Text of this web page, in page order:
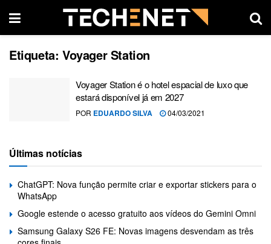
Etiqueta: Voyager Station
Voyager Station é o hotel espacial de luxo que
estará disponível já em 2027
POR EDUARDO SILVA 04/03/2021
Últimas notícias
ChatGPT: Nova função permite criar e exportar stickers para o
WhatsApp
Google estende o acesso gratuito aos vídeos do Gemini Omni
Samsung Galaxy S26 FE: Novas imagens desvendam as três